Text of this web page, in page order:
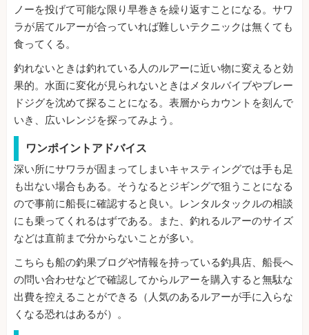
ノーを投げて可能な限り早巻きを繰り返すことになる。サワ
ラが居てルアーが合っていれば難しいテクニックは無くても
食ってくる。
釣れないときは釣れている人のルアーに近い物に変えると効
果的。水面に変化が見られないときはメタルバイブやブレー
ドジグを沈めて探ることになる。表層からカウントを刻んで
いき、広いレンジを探ってみよう。
ワンポイントアドバイス
深い所にサワラが固まってしまいキャスティングでは手も足
も出ない場合もある。そうなるとジギングで狙うことになる
ので事前に船長に確認すると良い。レンタルタックルの相談
にも乗ってくれるはずである。また、釣れるルアーのサイズ
などは直前まで分からないことが多い。
こちらも船の釣果ブログや情報を持っている釣具店、船長へ
の問い合わせなどで確認してからルアーを購入すると無駄な
出費を控えることができる（人気のあるルアーが手に入らな
くなる恐れはあるが）。